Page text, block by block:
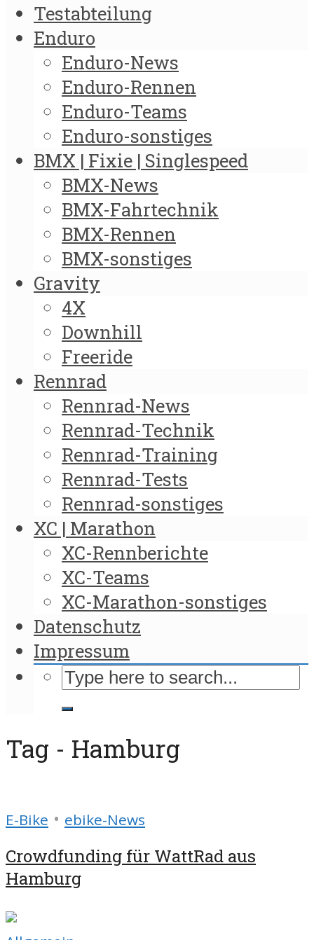
Testabteilung
Enduro
Enduro-News
Enduro-Rennen
Enduro-Teams
Enduro-sonstiges
BMX | Fixie | Singlespeed
BMX-News
BMX-Fahrtechnik
BMX-Rennen
BMX-sonstiges
Gravity
4X
Downhill
Freeride
Rennrad
Rennrad-News
Rennrad-Technik
Rennrad-Training
Rennrad-Tests
Rennrad-sonstiges
XC | Marathon
XC-Rennberichte
XC-Teams
XC-Marathon-sonstiges
Datenschutz
Impressum
Tag - Hamburg
E-Bike • ebike-News
Crowdfunding für WattRad aus
Hamburg